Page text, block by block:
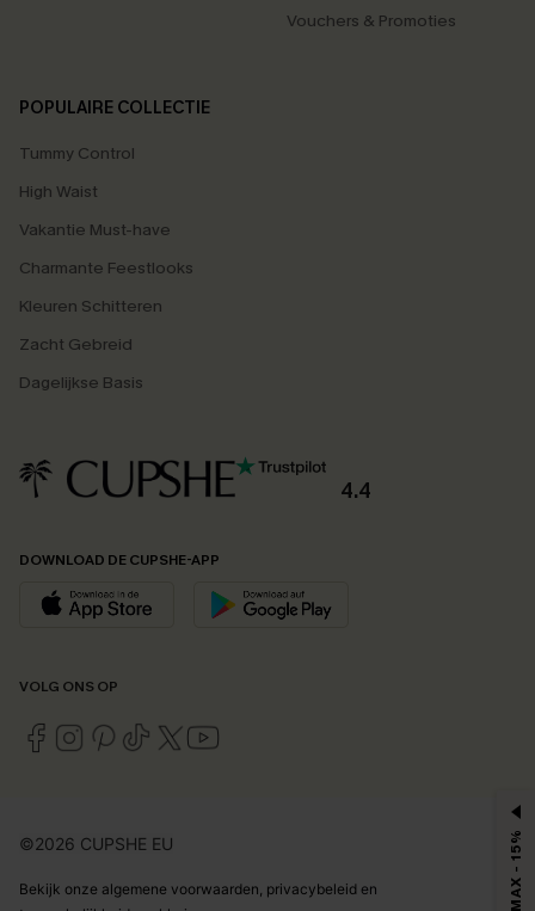
Vouchers & Promoties
POPULAIRE COLLECTIE
Tummy Control
High Waist
Vakantie Must-have
Charmante Feestlooks
Kleuren Schitteren
Zacht Gebreid
Dagelijkse Basis
4.4
DOWNLOAD DE CUPSHE-APP
VOLG ONS OP
©2026 CUPSHE EU
Bekijk onze algemene voorwaarden privacybeleid en
MAX - 15%